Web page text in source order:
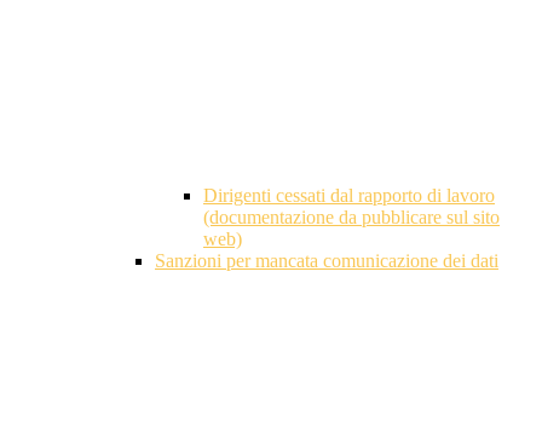
Dirigenti cessati dal rapporto di lavoro
(documentazione da pubblicare sul sito
web)
Sanzioni per mancata comunicazione dei dati